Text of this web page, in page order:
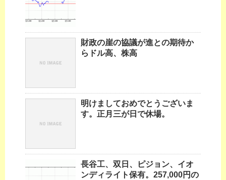
財政の崖の協議が進との期待か
らドル高、株高
明けましておめでとうございま
す。正月三が日で休場。
長谷工、双日、ピジョン、イオ
ンディライト保有。257,000円の